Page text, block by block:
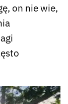
on nie wie,